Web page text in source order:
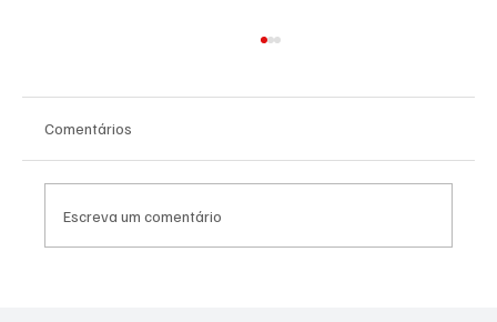
Comentários
Escreva um comentário